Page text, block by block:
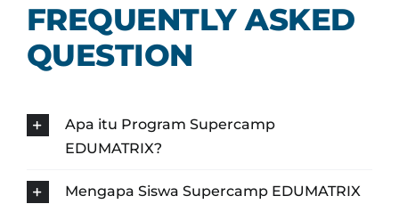
FREQUENTLY ASKED
QUESTION
Apa itu Program Supercamp
EDUMATRIX?
Mengapa Siswa Supercamp EDUMATRIX